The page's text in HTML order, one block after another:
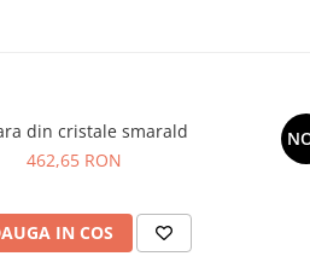
din cristale smarald
462,65 RON
IN COS